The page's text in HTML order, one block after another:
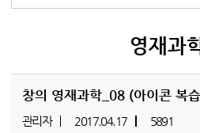
영재과
창의 영재과학_08 (아이콘 복
관리자 2017.04.17 5891